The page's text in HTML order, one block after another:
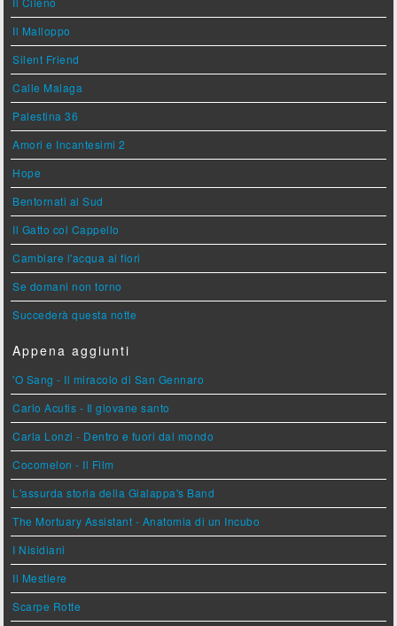
Il Malloppo
Silent Friend
Calle Malaga
Palestina 36
Amori e Incantesimi 2
Hope
Bentornati al Sud
Il Gatto col Cappello
Cambiare l'acqua ai fiori
Se domani non torno
Succederà questa notte
Appena aggiunti
'O Sang - Il miracolo di San Gennaro
Carlo Acutis - Il giovane santo
Carla Lonzi - Dentro e fuori dal mondo
Cocomelon - Il Film
L'assurda storia della Gialappa's Band
The Mortuary Assistant - Anatomia di un Incubo
I Nisidiani
Il Mestiere
Scarpe Rotte